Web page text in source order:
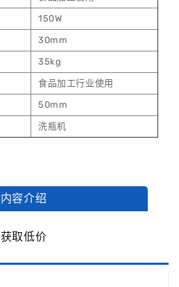
150W
30mm
35kg
食品加工行业使用
50mm
洗瓶机
内容介绍
获取低价